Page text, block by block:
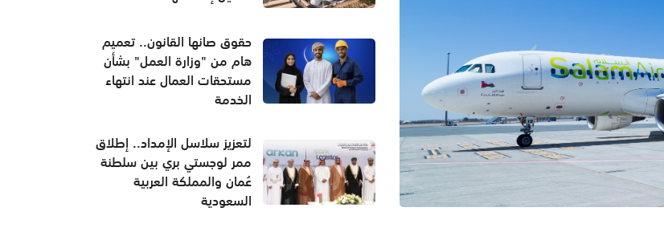
حقوق صانها القانون.. تعميم
هام من "وزارة العمل" بشأن
مستحقات العمال عند انتهاء
الخدمة
لتعزيز سلاسل الإمداد.. إطلاق
ممر لوجستي بري بين سلطنة
عُمان والمملكة العربية
السعودية